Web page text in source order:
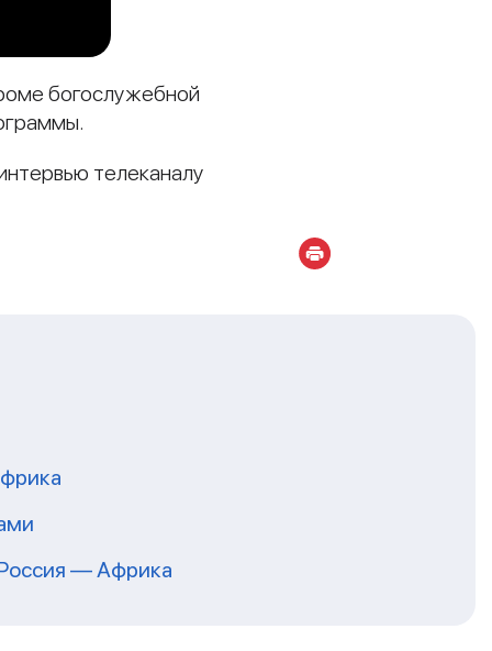
богослужебной
телеканалу
— Африка